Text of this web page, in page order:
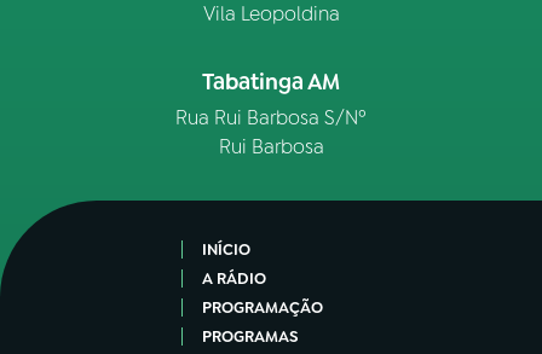
Vila Leopoldina
Tabatinga AM
Rua Rui Barbosa S/Nº
Rui Barbosa
INÍCIO
A RÁDIO
PROGRAMAÇÃO
PROGRAMAS